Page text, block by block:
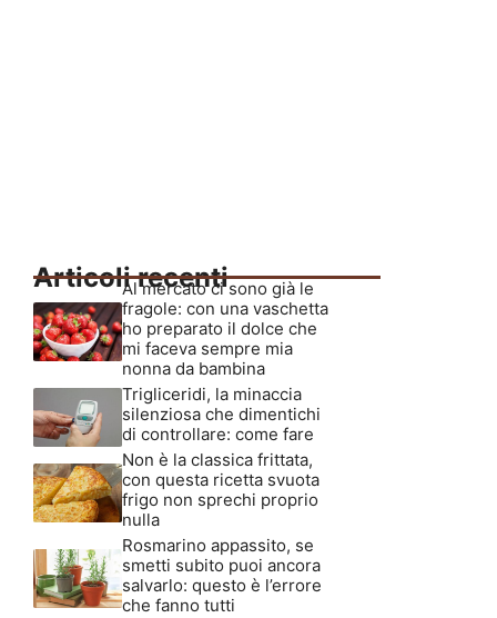
Articoli recenti
Al mercato ci sono già le
fragole: con una vaschetta
ho preparato il dolce che
mi faceva sempre mia
nonna da bambina
Trigliceridi, la minaccia
silenziosa che dimentichi
di controllare: come fare
Non è la classica frittata,
con questa ricetta svuota
frigo non sprechi proprio
nulla
Rosmarino appassito, se
smetti subito puoi ancora
salvarlo: questo è l’errore
che fanno tutti